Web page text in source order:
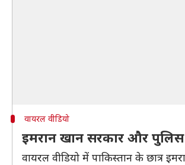
वायरल वीडियो
इमरान खान सरकार और पुलिस
वायरल वीडियो में पाकिस्तान के छात्र